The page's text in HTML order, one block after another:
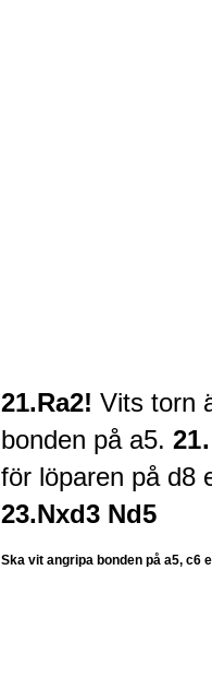
21.Ra2! Vits torn
bonden på a5.
för löparen på d8
23.Nxd3 Nd5
Ska vit angripa bonden på a5, c6